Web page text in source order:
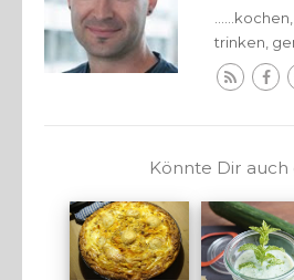
trinken,
Könnte Dir auch